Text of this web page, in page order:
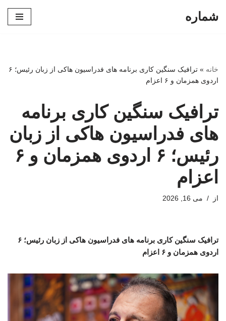
شماره
خانه »
ترافیک سنگین کاری برنامه های فدراسیون هاکی از زبان رئیس؛ ۶
اردوی همزمان و ۶ اعزام
ترافیک سنگین کاری برنامه
های فدراسیون هاکی از زبان
رئیس؛ ۶ اردوی همزمان و ۶
اعزام
از می 16, 2026
ترافیک سنگین کاری برنامه های فدراسیون هاکی از زبان رئیس؛ ۶
اردوی همزمان و ۶ اعزام